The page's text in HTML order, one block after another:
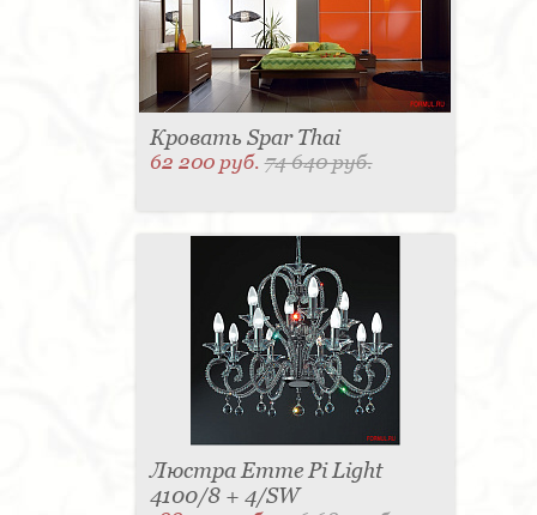
Кровать Spar Thai
62 200 руб.74 640 руб.
Люстра Emme Pi Light
4100/8 + 4/SW